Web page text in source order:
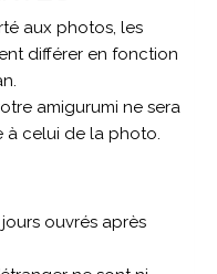
aux photos, les
différer en fonction
amigurumi ne sera
à celui de la photo.
ouvrés après